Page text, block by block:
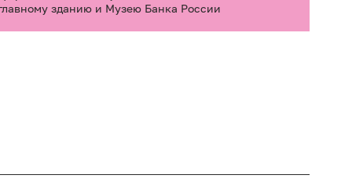
зданию и Музею Банка России